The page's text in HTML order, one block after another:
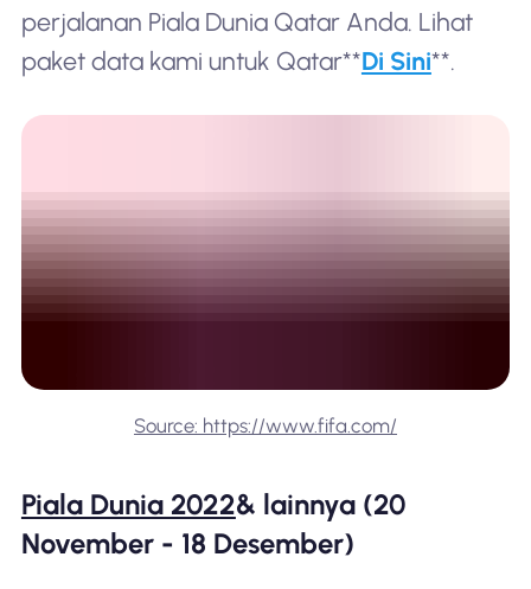
perjalanan Piala Dunia Qatar Anda. Lihat
paket data kami untuk Qatar**Di Sini**.
Source: https://www.fifa.com/
Piala Dunia 2022& lainnya (20
November - 18 Desember)